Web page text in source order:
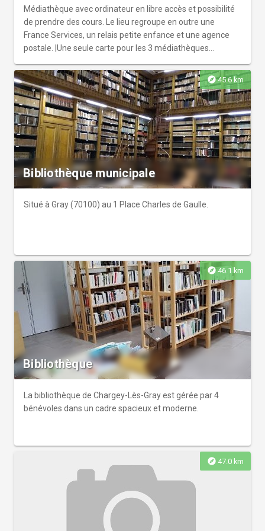
Médiathèque avec ordinateur en libre accès et possibilité
de prendre des cours. Le lieu regroupe en outre une
France Services, un relais petite enfance et une agence
postale. |Une seule carte pour les 3 médiathèques
gratuitement à des milliers de documents, romans,
albums, CD, DVD, livres audio, livres en large vision mais
aussi fréquemment des supports tels que jeux de société,
tablettes, liseuses ou robots éducatif. Wifi et accès
internet sur place. Tout est entièrement gratuit:
l'inscription, les prêts, les animations...
explore45.6 km
Bibliothèque municipale
Situé à Gray (70100) au 1 Place Charles de Gaulle.
explore46.1 km
Bibliothèque
La bibliothèque de Chargey-Lès-Gray est gérée par 4
bénévoles dans un cadre spacieux et moderne.
explore 47.0 km